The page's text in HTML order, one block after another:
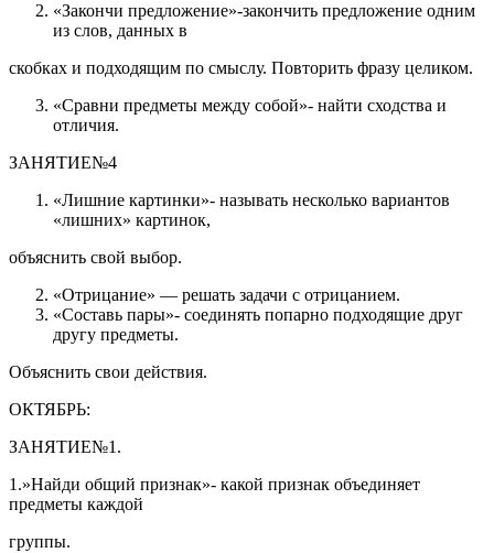
«Закончи предложение»-закончить предложение одним
из слов, данных в
скобках и подходящим по смыслу. Повторить фразу целиком.
«Сравни предметы между собой»- найти сходства и
отличия.
ЗАНЯТИЕ№4
«Лишние картинки»- называть несколько вариантов
«лишних» картинок,
объяснить свой выбор.
«Отрицание» — решать задачи с отрицанием.
«Составь пары»- соединять попарно подходящие друг
другу предметы.
Объяснить свои действия.
ОКТЯБРЬ:
ЗАНЯТИЕ№1.
1.»Найди общий признак»- какой признак объединяет
предметы каждой
группы.